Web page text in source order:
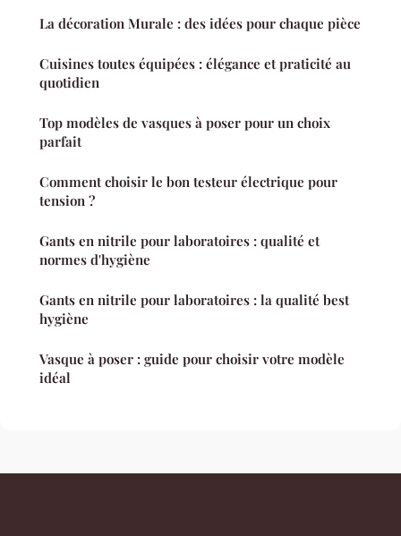
La décoration Murale : des idées pour chaque pièce
Cuisines toutes équipées : élégance et praticité au
quotidien
Top modèles de vasques à poser pour un choix
parfait
Comment choisir le bon testeur électrique pour
tension ?
Gants en nitrile pour laboratoires : qualité et
normes d'hygiène
Gants en nitrile pour laboratoires : la qualité best
hygiène
Vasque à poser : guide pour choisir votre modèle
idéal